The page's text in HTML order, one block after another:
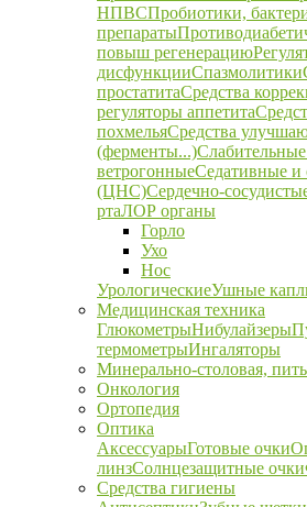
НПВСПробиотики,
препараты
повыш регенерацию
дисфункцииСпазмолитики
простатитаСредства
регуляторы аппетита
похмельяСредства
(ферменты...)
ветрогонныеСедативные и
(ЦНС)Сердечно-
ртаЛОР органы
Горло
Ухо
Нос
УрологическиеУшные
Медицинская техника
ГлюкометрыНибулайзеры
термометрыИнгаляторы
Минерально-столовая,
Онкология
Ортопедия
Оптика
АксессуарыГотовые очки
линзСолнцезащитные очки
Средства гигиены